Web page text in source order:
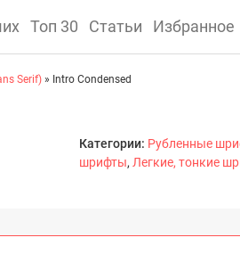
Топ 30 Статьи Избранное
Serif) » Intro Condensed
Категории: Рубленные
шрифты, Легкие, тонкие